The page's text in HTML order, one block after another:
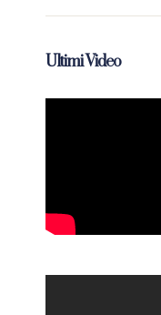
Ultimi Video